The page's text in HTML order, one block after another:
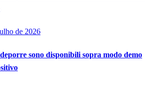
de 2026
sono disponibili sopra modo demo